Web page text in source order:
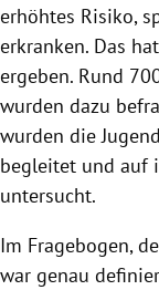
erhöhtes Risiko,
erkranken. Das
ergeben. Rund
wurden dazu
wurden die
begleitet und auf
untersucht.
Im Fragebogen,
war genau